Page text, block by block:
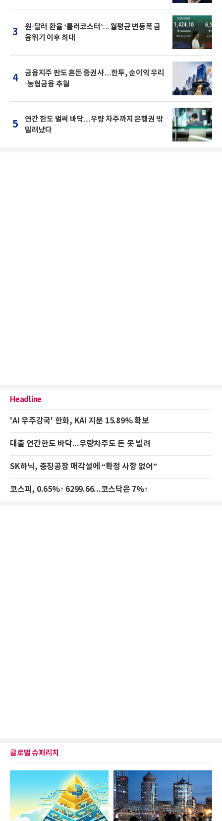
3
원·달러 환율 ‘롤러코스터’…월평균 변동폭 금
융위기 이후 최대
4
금융지주 판도 흔든 증권사…한투, 순이익 우리
·농협금융 추월
5
연간 한도 벌써 바닥…우량 차주까지 은행권 밖
밀려났다
Headline
'AI 우주강국' 한화, KAI 지분 15.89% 확보
대출 연간한도 바닥...우량차주도 돈 못 빌려
SK하닉, 충칭공장 매각설에 “확정 사항 없어”
코스피, 0.65%↑ 6299.66...코스닥은 7%↑
글로벌 슈퍼리치